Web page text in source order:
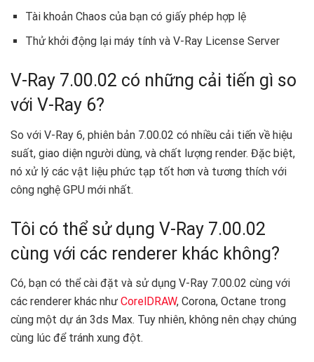
Tài khoản Chaos của bạn có giấy phép hợp lệ
Thử khởi động lại máy tính và V-Ray License Server
V-Ray 7.00.02 có những cải tiến gì so
với V-Ray 6?
So với V-Ray 6, phiên bản 7.00.02 có nhiều cải tiến về hiệu
suất, giao diện người dùng, và chất lượng render. Đặc biệt,
nó xử lý các vật liệu phức tạp tốt hơn và tương thích với
công nghệ GPU mới nhất.
Tôi có thể sử dụng V-Ray 7.00.02
cùng với các renderer khác không?
Có, bạn có thể cài đặt và sử dụng V-Ray 7.00.02 cùng với
các renderer khác như CorelDRAW, Corona, Octane trong
cùng một dự án 3ds Max. Tuy nhiên, không nên chạy chúng
cùng lúc để tránh xung đột.